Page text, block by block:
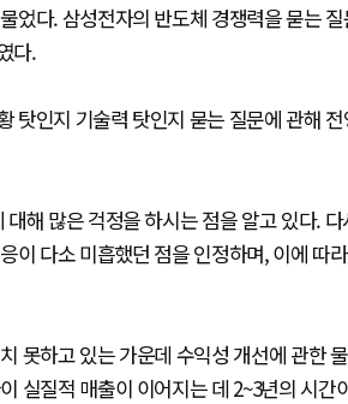
었다. 삼성전자의 반도체 경쟁력을 묻는
다.
탓인지 기술력 탓인지 묻는 질문에 관해
해 많은 걱정을 하시는 점을 알고 있다.
이 다소 미흡했던 점을 인정하며, 이에 따
못하고 있는 가운데 수익성 개선에 관한
실질적 매출이 이어지는 데 2~3년의 시